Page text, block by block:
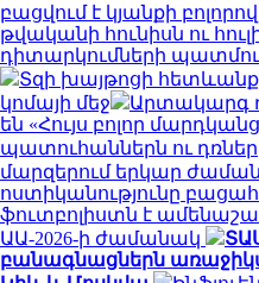
բացվում է կյանքի
թվականի հունիսն ու
դիտարկումների
Տզի խայթոցի
կոմայի մեջ
Արտակարգ
են «Հույս բոլոր
պատուհաններն ու
մարզերում երկար
ոստիկանությունը
ֆուտբոլիստն է
ԱԱ-2026-ի ժամանակ
բանագնացներն առաջիկա